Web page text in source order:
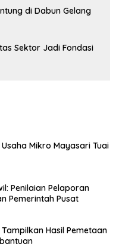
di Dabun Gelang
Sektor Jadi Fondasi
Mikro Mayasari Tuai
Penilaian Pelaporan
Pemerintah Pusat
Hasil Pemetaan